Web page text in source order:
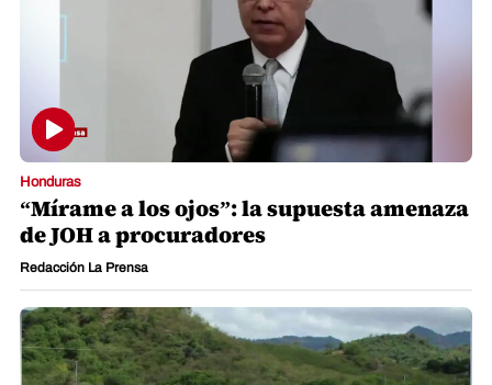
Honduras
“Mírame a los ojos”: la supuesta amenaza
de JOH a procuradores
Redacción La Prensa